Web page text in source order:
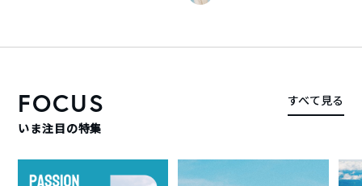
FOCUS
いま注目の特集
すべて見る